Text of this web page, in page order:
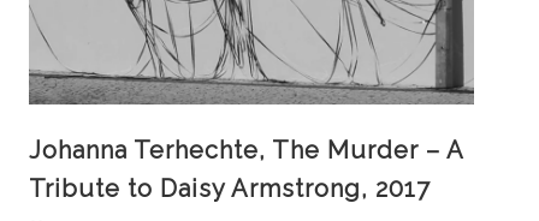
Johanna Terhechte, The Murder – A
Tribute to Daisy Armstrong, 2017